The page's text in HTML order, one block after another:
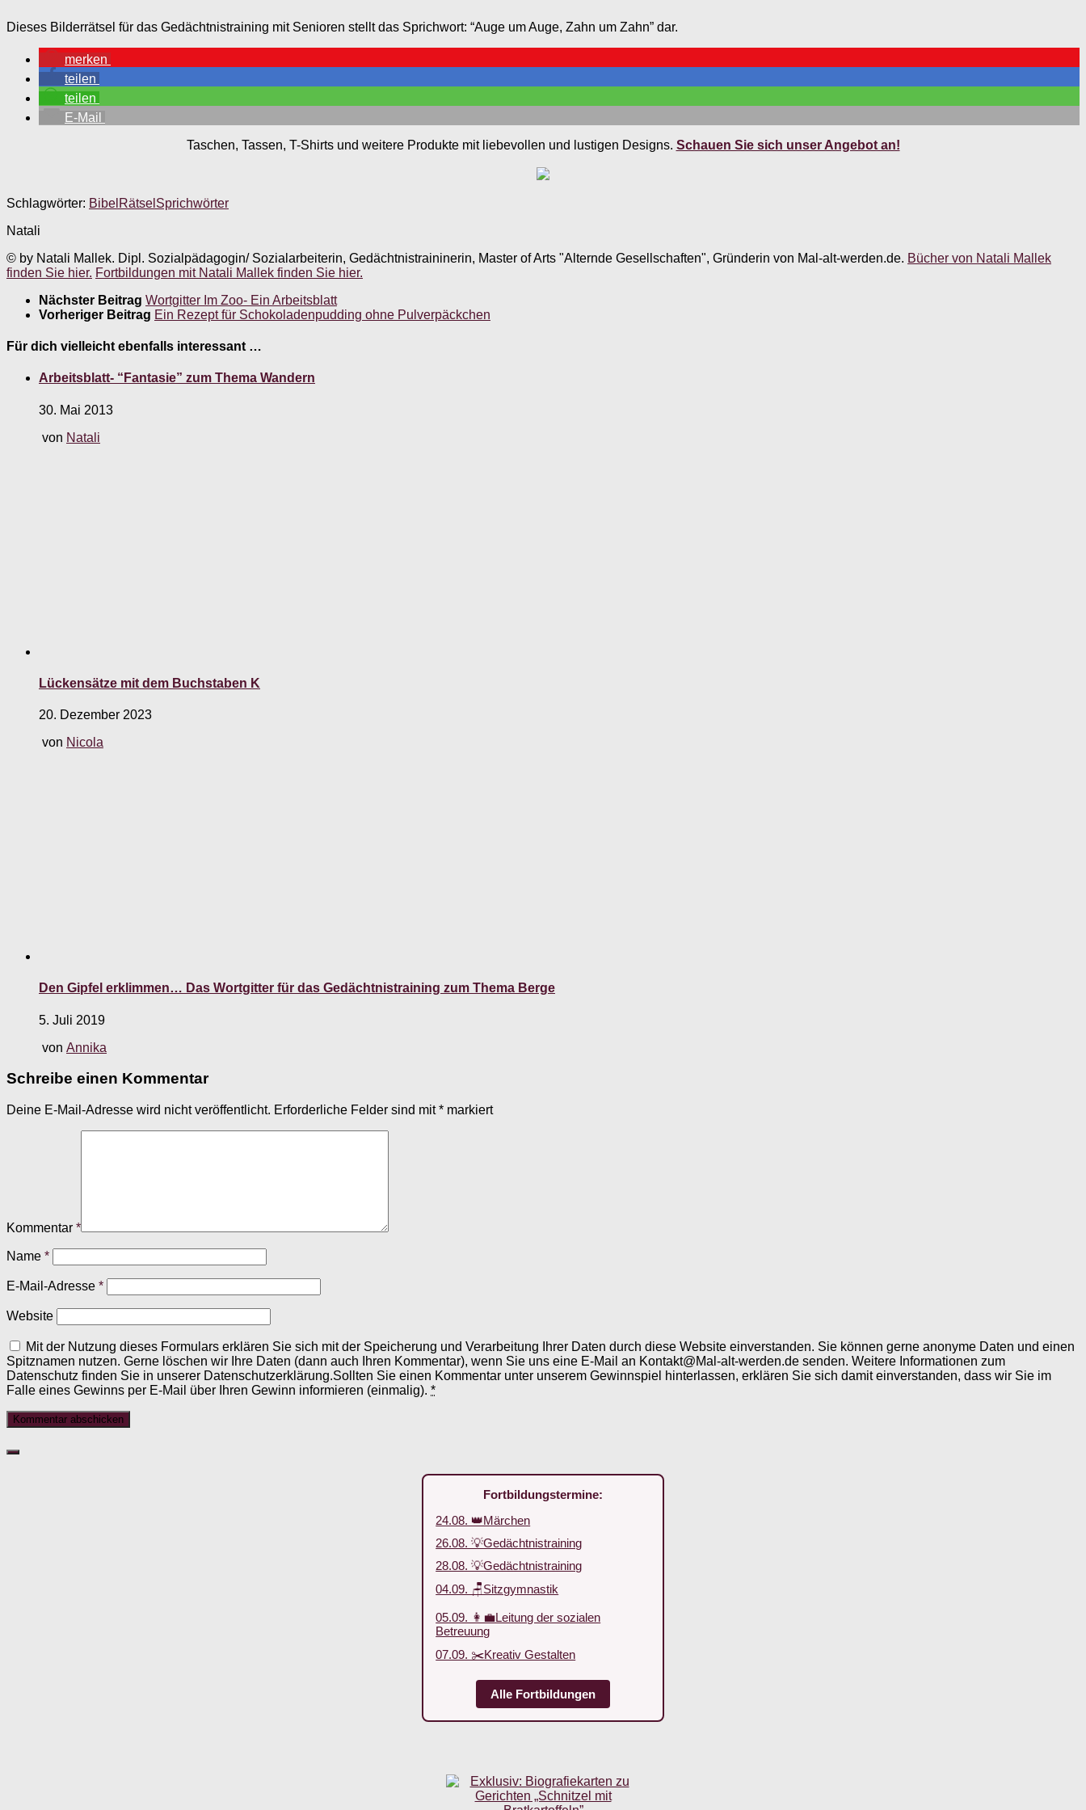
Dieses Bilderrätsel für das Gedächtnistraining mit Senioren stellt das Sprichwort: “Auge um Auge, Zahn um Zahn” dar.
merken
teilen
teilen
E-Mail
Taschen, Tassen, T-Shirts und weitere Produkte mit liebevollen und lustigen Designs. Schauen Sie sich unser Angebot an!
Schlagwörter: Bibel Rätsel Sprichwörter
Natali
© by Natali Mallek. Dipl. Sozialpädagogin/ Sozialarbeiterin, Gedächtnistraininerin, Master of Arts "Alternde Gesellschaften", Gründerin von Mal-alt-werden.de. Bücher von Natali Mallek
finden Sie hier. Fortbildungen mit Natali Mallek finden Sie hier.
Nächster Beitrag Wortgitter Im Zoo- Ein Arbeitsblatt
Vorheriger Beitrag Ein Rezept für Schokoladenpudding ohne Pulverpäckchen
Für dich vielleicht ebenfalls interessant …
Arbeitsblatt- “Fantasie” zum Thema Wandern
30. Mai 2013
von Natali
Lückensätze mit dem Buchstaben K
20. Dezember 2023
von Nicola
Den Gipfel erklimmen… Das Wortgitter für das Gedächtnistraining zum Thema Berge
5. Juli 2019
von Annika
Schreibe einen Kommentar
Deine E-Mail-Adresse wird nicht veröffentlicht. Erforderliche Felder sind mit* markiert
Kommentar *
Name *
E-Mail-Adresse *
Website
Mit der Nutzung dieses Formulars erklären Sie sich mit der Speicherung und Verarbeitung Ihrer Daten durch diese Website einverstanden. Sie können gerne anonyme Daten und einen
Spitznamen nutzen. Gerne löschen wir Ihre Daten (dann auch Ihren Kommentar), wenn Sie uns eine E-Mail an Kontakt@Mal-alt-werden.de senden. Weitere Informationen zum
Datenschutz finden Sie in unserer Datenschutzerklärung.Sollten Sie einen Kommentar unter unserem Gewinnspiel hinterlassen, erklären Sie sich damit einverstanden, dass wir Sie im
Falle eines Gewinns per E-Mail über Ihren Gewinn informieren (einmalig). *
Fortbildungstermine:
24.08. 👑Märchen
26.08. 💡Gedächtnistraining
28.08. 💡Gedächtnistraining
04.09. 🪑Sitzgymnastik
05.09. 👩‍💼Leitung der sozialen
Betreuung
07.09. ✂️Kreativ Gestalten
Alle Fortbildungen